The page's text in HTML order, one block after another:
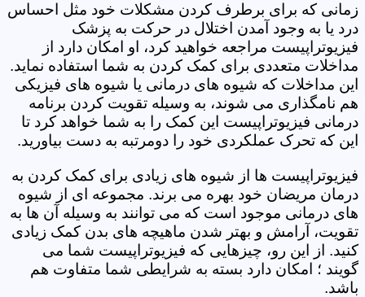
زمانی که برای برطرف کردن مشکلات خود مثل احساس
درد یا به وجود آمدن اختلال در حرکت به پزشک
فیزیوتراپیست مراجعه خواهید کرد، او امکان دارد از
مداخلات متعددی برای کمک کردن به شما استفاده نماید.
این مداخلات که شیوه های درمانی یا شیوه های فیزیکی
هم نامگذاری می شوند، به وسیله تقویت کردن برنامه
درمانی فیزیوتراپیست این کمک را به شما خواهد کرد تا
این که تحرک عملکردی خود را دومرتبه به دست بیاورید.
فیزیوتراپیست ها از شیوه های زیادی برای کمک کردن به
درمان مریضان خود بهره می برند. مجموعه ای از شیوه
های درمانی موجود است که می توانند به وسیله آن ها به
تقویت، آرامش و بهتر شدن ماهیچه های بدن کمک زیادی
کنید. از این رو، چیزهایی که فیزیوتراپیست شما می
گویند ؛ امکان دارد بسته به شرایطی شما متفاوت هم
باشد.